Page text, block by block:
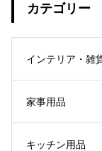
カテゴリー
インテリア・雑
家事用品
キッチン用品